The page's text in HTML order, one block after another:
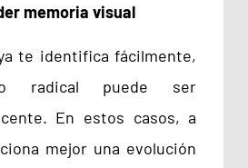
memoria visual
te identifica fácilmente,
radical puede ser
En estos casos, a
mejor una evolución